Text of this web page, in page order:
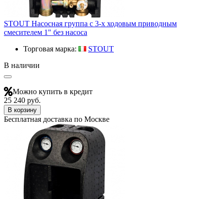
STOUT Насосная группа с 3-х ходовым приводным
смесителем 1" без насоса
Торговая марка:
STOUT
В наличии
Можно купить в кредит
25 240 руб.
В корзину
Бесплатная доставка по Москве